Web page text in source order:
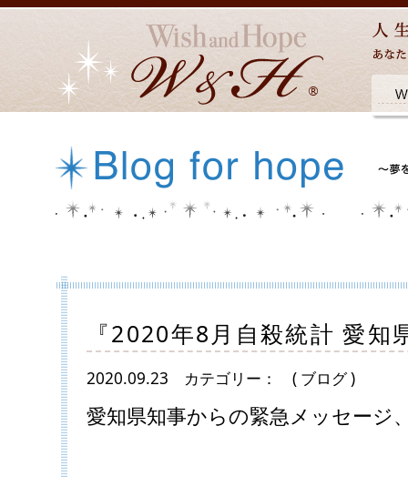
『2020年8月自殺統計 愛知
2020.09.23 カテゴリー： ( ブログ )
愛知県知事からの緊急メッセージ